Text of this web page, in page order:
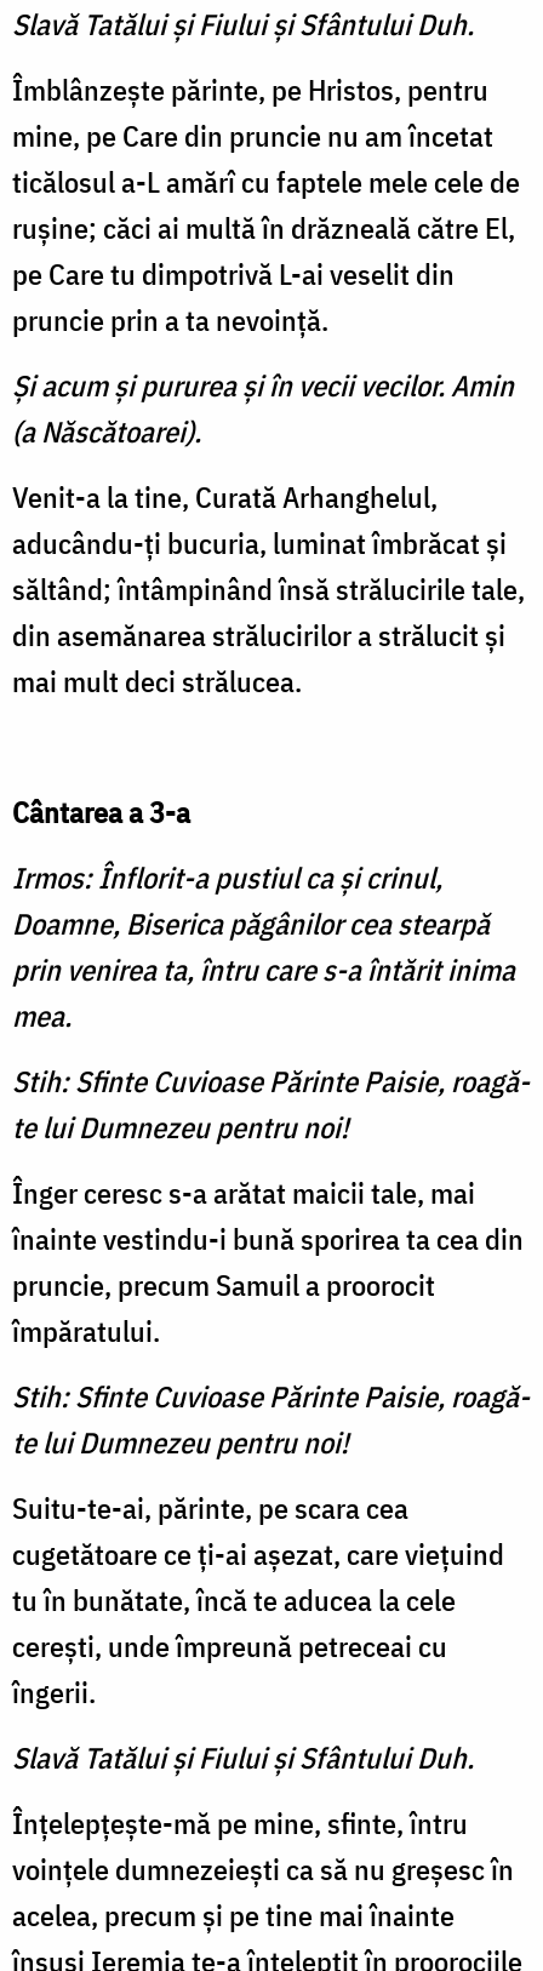
Slavă Tatălui şi Fiului şi Sfântului Duh.
Îmblânzeşte părinte, pe Hristos, pentru
mine, pe Care din pruncie nu am încetat
ticălosul a-L amărî cu faptele mele cele de
ruşine; căci ai multă în drăzneală către El,
pe Care tu dimpotrivă L-ai veselit din
pruncie prin a ta nevoinţă.
Şi acum şi pururea şi în vecii vecilor. Amin
(a Născătoarei).
Venit-a la tine, Curată Arhanghelul,
aducându-ţi bucuria, luminat îmbrăcat şi
săltând; întâmpinând însă strălucirile tale,
din asemănarea strălucirilor a strălucit şi
mai mult deci strălucea.
Cântarea a 3-a
Irmos: Înflorit-a pustiul ca şi crinul,
Doamne, Biserica păgânilor cea stearpă
prin venirea ta, întru care s-a întărit inima
mea.
Stih: Sfinte Cuvioase Părinte Paisie, roagă-
te lui Dumnezeu pentru noi!
Înger ceresc s-a arătat maicii tale, mai
înainte vestindu-i bună sporirea ta cea din
pruncie, precum Samuil a proorocit
împăratului.
Stih: Sfinte Cuvioase Părinte Paisie, roagă-
te lui Dumnezeu pentru noi!
Suitu-te-ai, părinte, pe scara cea
cugetătoare ce ţi-ai aşezat, care vieţuind
tu în bunătate, încă te aducea la cele
cereşti, unde împreună petreceai cu
îngerii.
Slavă Tatălui şi Fiului şi Sfântului Duh.
Înţelepţeşte-mă pe mine, sfinte, întru
voinţele dumnezeieşti ca să nu greşesc în
acelea, precum şi pe tine mai înainte
însuşi Ieremia te-a înţelepţit în proorociile